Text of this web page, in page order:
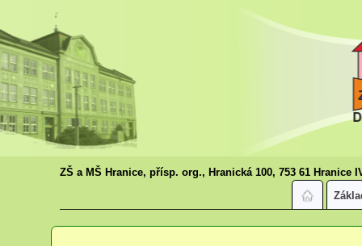
ZŠ a MŠ Hranice, přísp. org., Hranická 100, 753 61 Hranice